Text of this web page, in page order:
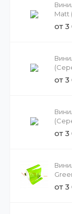
Matt
от
от
от
от